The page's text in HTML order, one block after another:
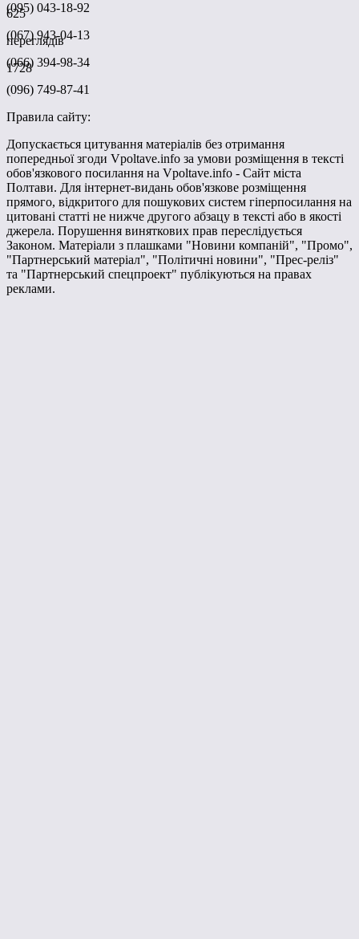
625
переглядів
1728
(095) 043-18-92
(067) 943-04-13
(066) 394-98-34
(096) 749-87-41
Правила сайту:
Допускається цитування матеріалів без отримання
попередньої згоди Vpoltave.info за умови розміщення в тексті
обов'язкового посилання на Vpoltave.info - Сайт міста
Полтави. Для інтернет-видань обов'язкове розміщення
прямого, відкритого для пошукових систем гіперпосилання на
цитовані статті не нижче другого абзацу в тексті або в якості
джерела. Порушення виняткових прав переслідується
Законом. Матеріали з плашками "Новини компаній", "Промо",
"Партнерський матеріал", "Політичні новини", "Прес-реліз"
та "Партнерський спецпроект" публікуються на правах
реклами.